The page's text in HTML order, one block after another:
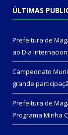
ÚLTIMAS
Prefeitura de
ao Dia
Campeonato
grande
Prefeitura de
Programa Minha